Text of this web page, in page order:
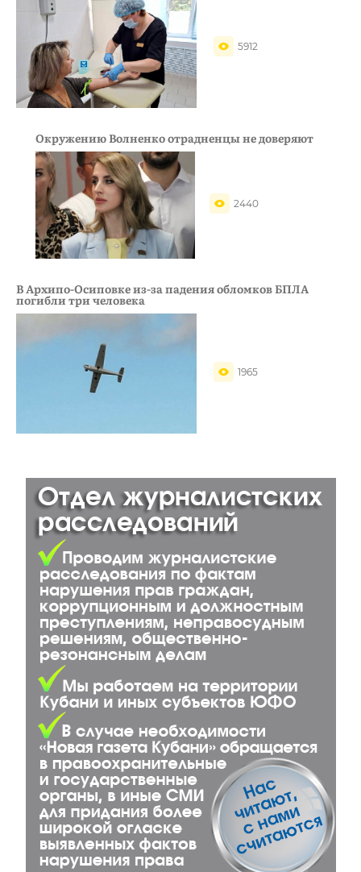
5912
Окружению Волненко отрадненцы не доверяют
2440
В Архипо-Осиповке из-за падения обломков БПЛА
погибли три человека
1965